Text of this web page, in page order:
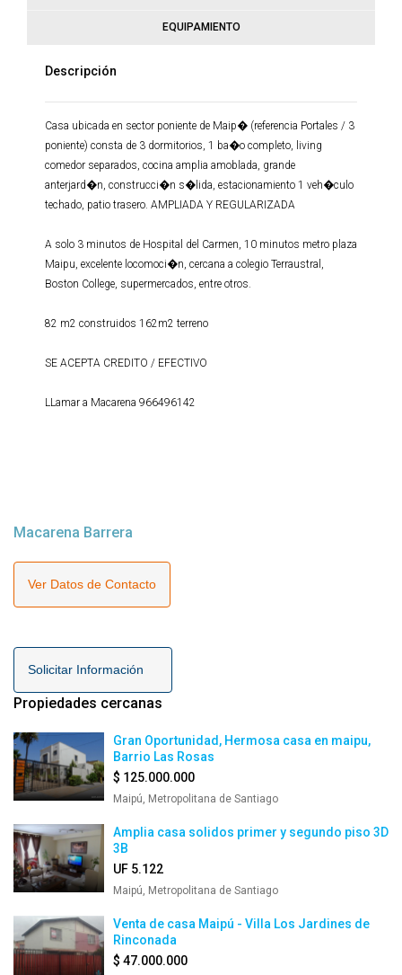
EQUIPAMIENTO
Descripción
Casa ubicada en sector poniente de Maip� (referencia Portales / 3
poniente) consta de 3 dormitorios, 1 ba�o completo, living
comedor separados, cocina amplia amoblada, grande
anterjard�n, construcci�n s�lida, estacionamiento 1 veh�culo
techado, patio trasero. AMPLIADA Y REGULARIZADA
A solo 3 minutos de Hospital del Carmen, 10 minutos metro plaza
Maipu, excelente locomoci�n, cercana a colegio Terraustral,
Boston College, supermercados, entre otros.
82 m2 construidos 162m2 terreno
SE ACEPTA CREDITO / EFECTIVO
LLamar a Macarena 966496142
Macarena Barrera
Ver Datos de Contacto
Solicitar Información
Propiedades cercanas
Gran Oportunidad, Hermosa casa en maipu,
Barrio Las Rosas
$ 125.000.000
Maipú, Metropolitana de Santiago
Amplia casa solidos primer y segundo piso 3D
3B
UF 5.122
Maipú, Metropolitana de Santiago
Venta de casa Maipú - Villa Los Jardines de
Rinconada
$ 47.000.000